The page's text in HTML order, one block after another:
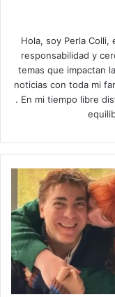
Hola, soy Perla
responsabilidad y
temas que impactan
noticias con toda mi
. En mi tiempo libre
Kühne
Verónica
Castro:
confirman
amistad